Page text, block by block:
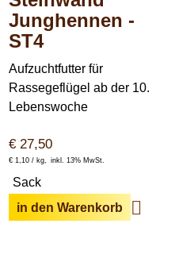
Junghennen -
ST4
Aufzuchtfutter für
Rassegeflügel ab der 10.
Lebenswoche
€ 27,50
€ 1,10 / kg inkl. 13% MwSt.
Sack
in den Warenkorb